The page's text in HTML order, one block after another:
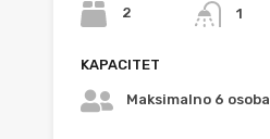
2 1
KAPACITET
Maksimalno 6 osoba